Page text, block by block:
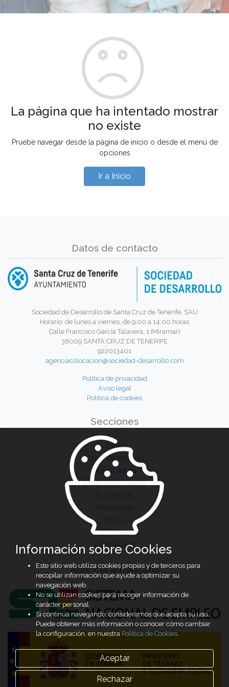
La página que ha intentado mostrar
no existe
Pruebe navegar desde la página de inicio o desde el menú de
opciones
Ir a Inicio
Datos de contacto
Sociedad de Desarrollo de Santa Cruz de Tenerife, SAU
Horario: de lunes a viernes, de 9:00 a 14:00 horas
Calle Francisco García Talavera, 1 (Miramar)
38009 SANTA CRUZ DE TENERIFE
922013401
agenciacolocacion@sociedad-desarrollo.com
Política de privacidad
Aviso legal
Política de cookies
Secciones
Inicio
Quiénes somos
Solicitantes
Emprendimiento
Empresas
Alumnado
Hitos
Ofertas
Formación
Agencia autorizada
Información sobre Cookies
Este sitio web utiliza cookies propias y de terceros para
recopilar información que ayude a optimizar su
navegación web.
No se utilizan cookies para recoger información de
carácter personal.
Si continúa navegando, consideramos que acepta su uso.
Puede obtener más información o conocer cómo cambiar
la configuración, en nuestraPolítica de Cookies.
Aceptar
Rechazar